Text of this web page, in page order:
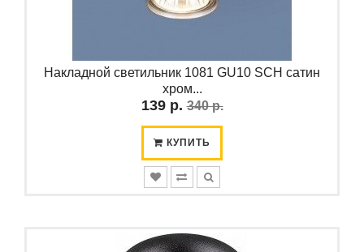
Накладной светильник 1081 GU10 SCH сатин
хром...
139 р. 340 р.
КУПИТЬ